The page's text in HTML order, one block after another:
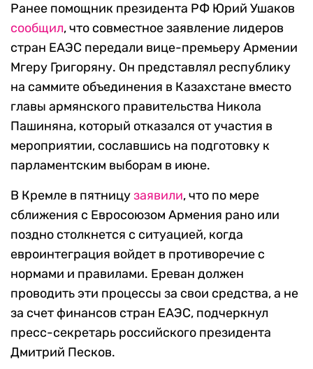
Ранее помощник президента РФ Юрий Ушаков
сообщил, что совместное заявление лидеров
стран ЕАЭС передали вице-премьеру Армении
Мгеру Григоряну. Он представлял республику
на саммите объединения в Казахстане вместо
главы армянского правительства Никола
Пашиняна, который отказался от участия в
мероприятии, сославшись на подготовку к
парламентским выборам в июне.
В Кремле в пятницузаявили, что по мере
сближения с Евросоюзом Армения рано или
поздно столкнется с ситуацией, когда
евроинтеграция войдет в противоречие с
нормами и правилами. Ереван должен
проводить эти процессы за свои средства, а не
за счет финансов стран ЕАЭС, подчеркнул
пресс-секретарь российского президента
Дмитрий Песков.